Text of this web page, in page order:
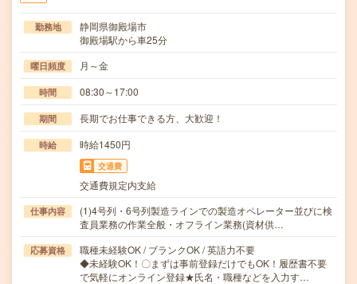
勤務地
静岡県御殿場市
御殿場駅から車25分
曜日頻度 月～金
時間 08:30～17:00
期間 長期でお仕事できる方、大歓迎！
時給 時給1450円
交通費
交通費規定内支給
仕事内容
(1)4号列・6号列製造ラインでの製造オペレーター並びに検
査員業務の作業全般・オフライン業務(資材供…
応募資格
職種未経験OK / ブランクOK / 英語力不要
◆未経験OK！〇まずは事前登録だけでもOK！履歴書不要
で気軽にオンライン登録★氏名・職種などを入力す…